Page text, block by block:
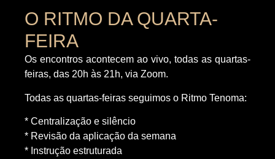
O RITMO DA QUARTA-
FEIRA
Os encontros acontecem ao vivo, todas as quartas-
feiras, das 20h às 21h, via Zoom.
Todas as quartas-feiras seguimos o Ritmo Tenoma:
* Centralização e silêncio
* Revisão da aplicação da semana
* Instrução estruturada